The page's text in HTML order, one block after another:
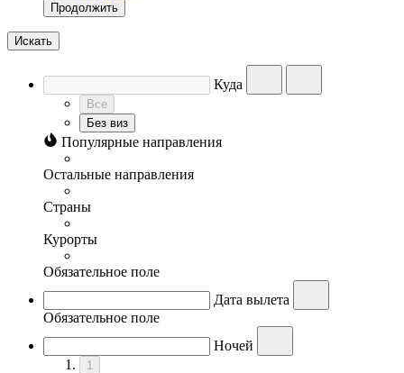
Продолжить
Искать
Куда
Все
Без виз
Популярные направления
Остальные направления
Страны
Курорты
Обязательное поле
Дата вылета
Обязательное поле
Ночей
1